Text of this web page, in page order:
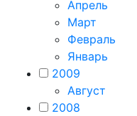
Апрель
Март
Февраль
Январь
2009
Август
2008